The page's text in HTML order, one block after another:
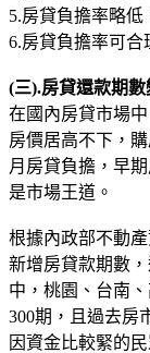
5.房貸負擔率略低
6.房貸負擔率可合
(三).房貸還款期數
在國內房貸市場
房價居高不下，
月房貸負擔，早
是市場王道。
根據內政部不動
新增房貸款期數
中，桃園、台南
300期，且過去房
因資金比較緊的